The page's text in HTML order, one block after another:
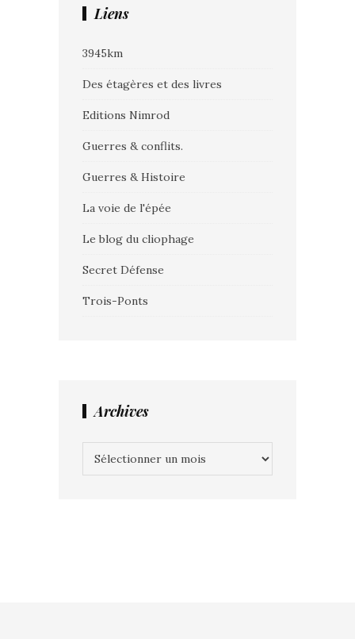
Liens
3945km
Des étagères et des livres
Editions Nimrod
Guerres & conflits.
Guerres & Histoire
La voie de l'épée
Le blog du cliophage
Secret Défense
Trois-Ponts
Archives